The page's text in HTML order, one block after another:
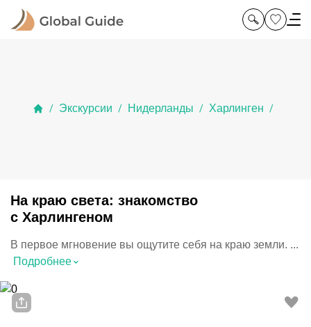
/ Экскурсии / Нидерланды / Харлинген /
На краю света: знакомство
с Харлингеном
В первое мгновение вы ощутите себя на краю земли. ...
Подробнее⌃